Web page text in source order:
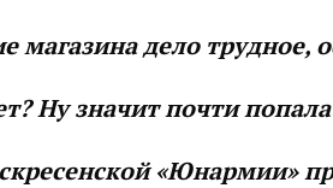
магазина дело трудное,
Ну значит почти
«Юнармии»